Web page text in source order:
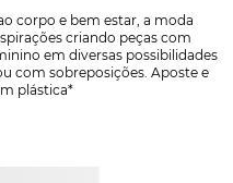
corpo e bem estar, a moda
criando peças com
em diversas possibilidades
com sobreposições. Aposte e
plástica*